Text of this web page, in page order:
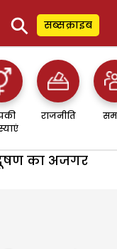
⚲ सब्सक्राइब
राजनीति
का अजगर